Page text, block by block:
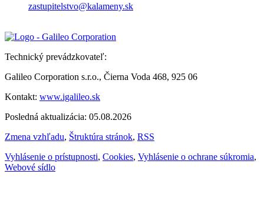
zastupitelstvo@kalameny.sk
Technický prevádzkovateľ:
Galileo Corporation s.r.o., Čierna Voda 468, 925 06
Kontakt: www.igalileo.sk
Posledná aktualizácia: 05.08.2026
Zmena vzhľadu, Štruktúra stránok, RSS
Vyhlásenie o prístupnosti, Cookies, Vyhlásenie o ochrane súkromia,
Webové sídlo